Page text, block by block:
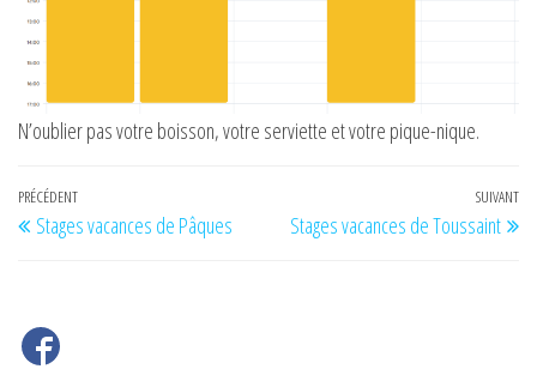
N’oublier pas votre boisson, votre serviette et votre pique-nique.
Navigation
de
Article
précédent
PRÉCÉDENT
Stages vacances de Pâques
SUIVANT
Stages vacances de Toussaint